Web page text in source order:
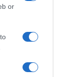
or